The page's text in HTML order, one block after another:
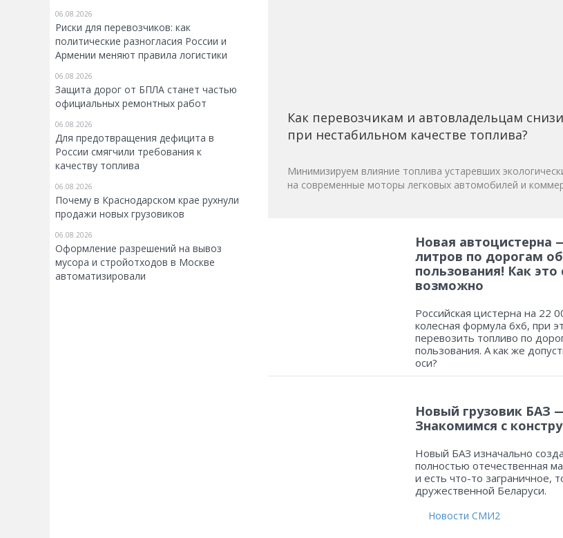
06.08.2026
Риски для перевозчиков: как
политические разногласия России и
Армении меняют правила логистики
06.08.2026
Защита дорог от БПЛА станет частью
официальных ремонтных работ
06.08.2026
Для предотвращения дефицита в
России смягчили требования к
качеству топлива
06.08.2026
Почему в Краснодарском крае рухнули
продажи новых грузовиков
06.08.2026
Оформление разрешений на вывоз
мусора и стройотходов в Москве
автоматизировали
Как перевозчикам и автовладельцам
при нестабильном качестве топлива?
Минимизируем влияние топлива устаревших
на современные моторы легковых автомобилей и
Новая автоцистерна
литров по дорогам
пользования! Как это
возможно
Российская цистерна на 22
колесная формула 6х6, при
перевозить топливо по
пользования. А как же
оси?
Новый грузовик БАЗ
Знакомимся с
Новый БАЗ изначально
полностью отечественная
и есть что-то заграничное,
дружественной Беларуси.
Новости СМИ2